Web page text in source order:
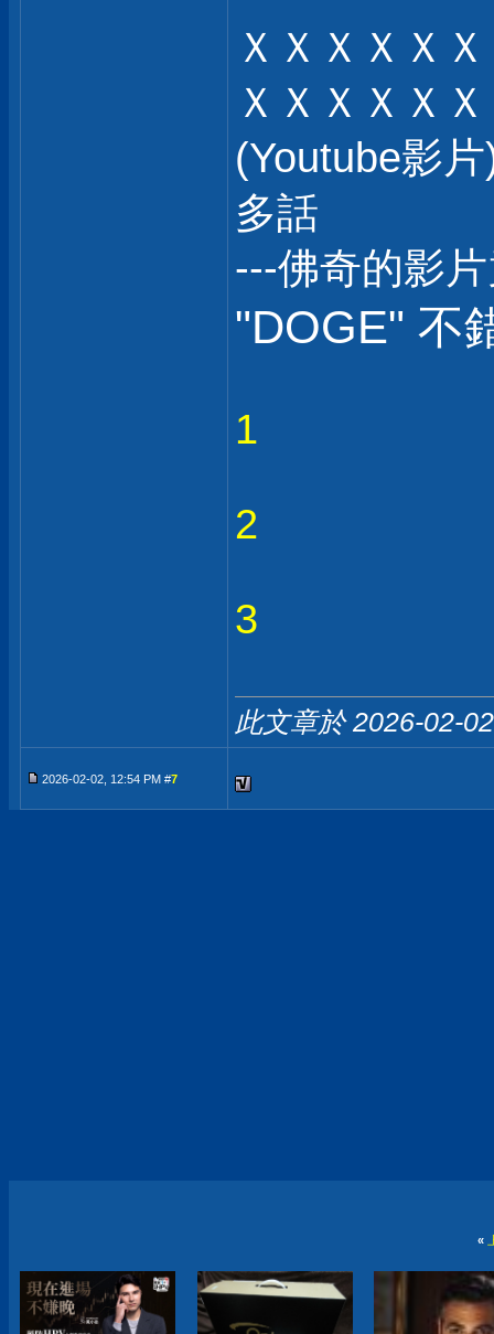
ＸＸＸＸＸ
ＸＸＸＸＸ
(Youtube影
多話
---佛奇的影
"DOGE" 不
1
2
3
此文章於 2026-02-
2026-02-02, 12:54 PM #7
«